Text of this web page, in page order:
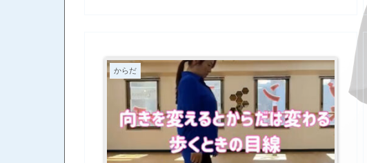
からだ